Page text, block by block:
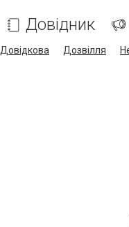
Довідник
Довідкова Дозвілля